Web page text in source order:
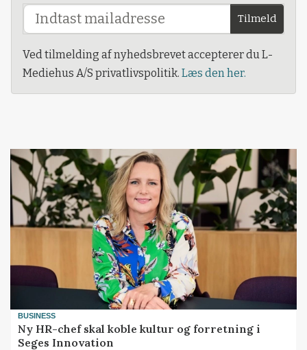
Tilmeld
Ved tilmelding af nyhedsbrevet accepterer du L-
Mediehus A/S privatlivspolitik. Læs den her.
BUSINESS
Ny HR-chef skal koble kultur og forretning i
Seges Innovation